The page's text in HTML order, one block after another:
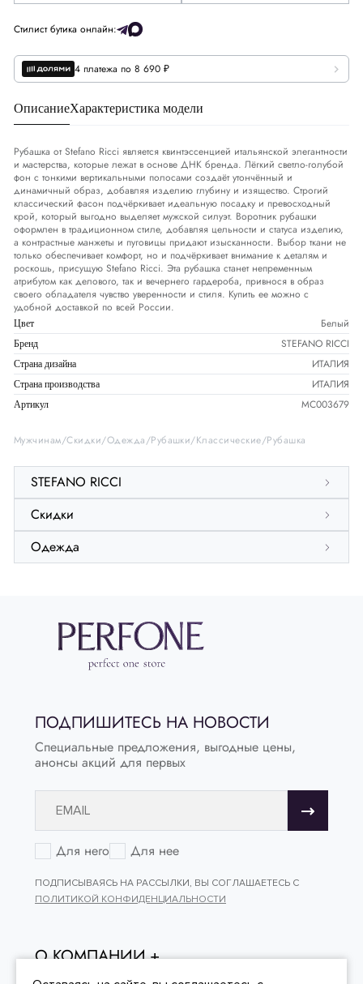
Стилист бутика онлайн:
4 платежа по 8 690 ₽
ОписаниеХарактеристика модели
Рубашка от Stefano Ricci является квинтэссенцией итальянской элегантности
и мастерства, которые лежат в основе ДНК бренда. Лёгкий светло-голубой
фон с тонкими вертикальными полосами создаёт утончённый и
динамичный образ, добавляя изделию глубину и изящество. Строгий
классический фасон подчёркивает идеальную посадку и превосходный
крой, который выгодно выделяет мужской силуэт. Воротник рубашки
оформлен в традиционном стиле, добавляя цельности и статуса изделию,
а контрастные манжеты и пуговицы придают изысканности. Выбор ткани не
только обеспечивает комфорт, но и подчёркивает внимание к деталям и
роскошь, присущую Stefano Ricci. Эта рубашка станет непременным
атрибутом как делового, так и вечернего гардероба, привнося в образ
своего обладателя чувство уверенности и стиля. Купить ее можно с
удобной доставкой по всей России.
Цвет Белый
Бренд STEFANO RICCI
Страна дизайна ИТАЛИЯ
Страна производства ИТАЛИЯ
Артикул MC003679
Мужчинам Скидки Одежда Рубашки Классические Рубашка
STEFANO RICCI
Скидки
Одежда
ПОДПИШИТЕСЬ НА НОВОСТИ
Специальные предложения, выгодные цены,
анонсы акций для первых
Для него Для нее
ПОДПИСЫВАЯСЬ НА РАССЫЛКИ, ВЫ СОГЛАШАЕТЕСЬ С
ПОЛИТИКОЙ КОНФИДЕНЦИАЛЬНОСТИ
О КОМПАНИИ